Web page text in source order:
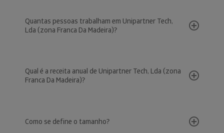
Quantas pessoas trabalham em Unipartner Tech,
Lda (zona Franca Da Madeira)?
Qual é a receita anual de Unipartner Tech, Lda (zona
Franca Da Madeira)?
Como se define o tamanho?